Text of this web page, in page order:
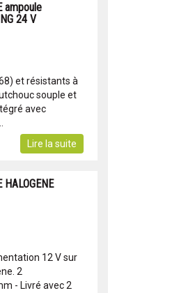
ampoule
24 V
et résistants à
souple et
avec
Lire la suite
12 V sur
2
- Livré avec 2